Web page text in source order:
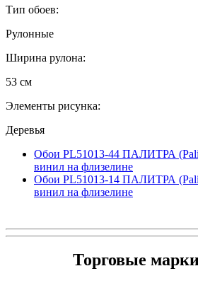
Тип обоев:
Рулонные
Ширина рулона:
53 см
Элементы рисунка:
Деревья
Обои PL51013-44 ПАЛИТРА
винил на флизелине
Обои PL51013-14 ПАЛИТРА
винил на флизелине
Торговые